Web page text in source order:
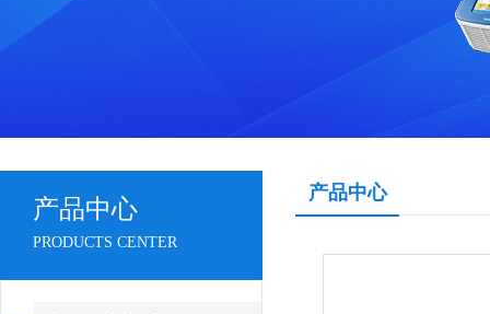
产品中心
PRODUCTS CENTER
产品中心